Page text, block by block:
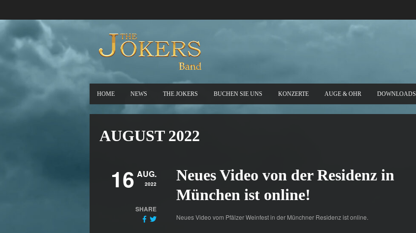
HOME NEWS THE JOKERS BUCHEN SIE UNS KONZERTE AUGE & OHR DOWNLOADS
AUGUST 2022
16 AUG.
2022
SHARE
Neues Video von der Residenz in
München ist online!
Neues Video vom Pfälzer Weinfest in der Münchner Residenz ist online.